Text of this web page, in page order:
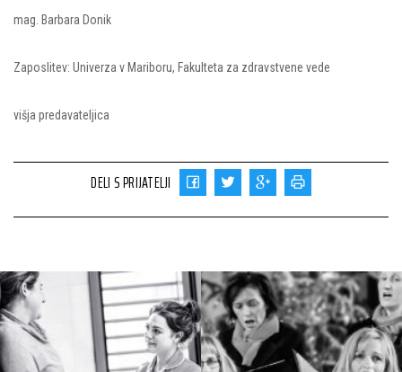
mag. Barbara Donik
Zaposlitev: Univerza v Mariboru, Fakulteta za zdravstvene vede
višja predavateljica
DELI S PRIJATELJI